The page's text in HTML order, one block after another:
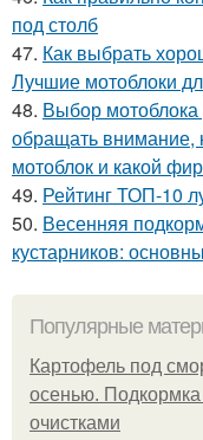
под столб
47. Как выбрать
Лучшие мотоблоки
48. Выбор мотоблока
обращать внимание,
мотоблок и какой
49. Рейтинг ТОП-10
50. Весенняя
кустарников:
Популярные
Картофель под
осенью.
очистками